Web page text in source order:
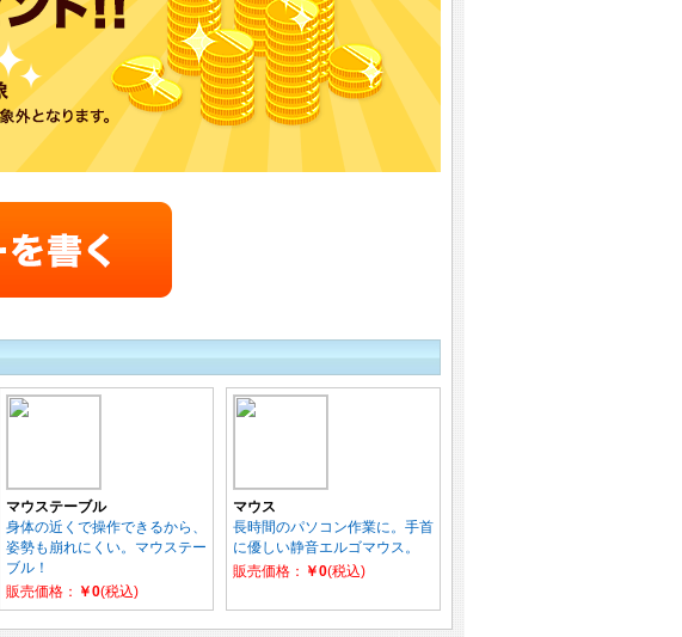
マウステーブル
身体の近くで操作できるから、
姿勢も崩れにくい。マウステー
ブル！
販売価格：
￥0(税込)
マウス
長時間のパソコン作業に。手首
に優しい静音エルゴマウス。
販売価格：
￥0(税込)